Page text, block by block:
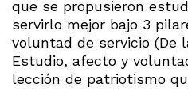
que se propusieron
servirlo mejor bajo 3
voluntad de servicio (De
Estudio, afecto y
lección de patriotismo